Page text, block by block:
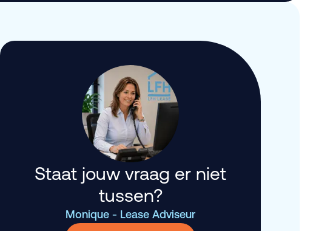
Staat jouw vraag er niet
tussen?
Monique - Lease Adviseur